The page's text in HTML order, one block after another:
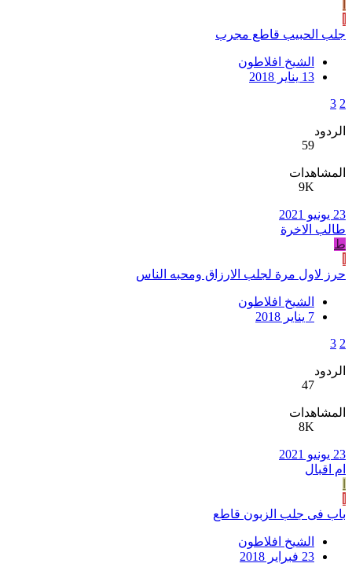
جلب الحبيب قاطع مجرب
الشيخ افلاطون
13 يناير 2018
2
3
الردود
59
المشاهدات
9K
23 يونيو 2021
طالب الاخرة
ط
حرز لاول مرة لجلب الارزاق ومحبه الناس
الشيخ افلاطون
7 يناير 2018
2
3
الردود
47
المشاهدات
8K
23 يونيو 2021
ام اقبال
باب فى جلب الزبون قاطع
الشيخ افلاطون
23 فبراير 2018